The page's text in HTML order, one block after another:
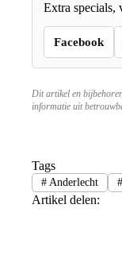
Extra specials,
Facebook
Dit artikel en
informatie uit
Tags
#Anderlecht #
Artikel delen: